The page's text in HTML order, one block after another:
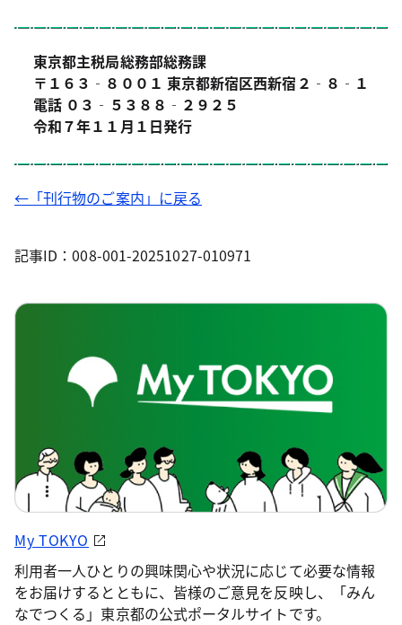
東京都主税局総務部総務課
〒１６３‐８００１ 東京都新宿区西新宿２‐８‐１
電話 ０３‐５３８８‐２９２５
令和７年１１月１日発行
←「刊行物のご案内」に戻る
記事ID：008-001-20251027-010971
My TOKYO
利用者一人ひとりの興味関心や状況に応じて必要な情報
をお届けするとともに、皆様のご意見を反映し、「みん
なでつくる」東京都の公式ポータルサイトです。